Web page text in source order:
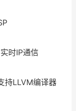
时IP通信
持LLVM编译器